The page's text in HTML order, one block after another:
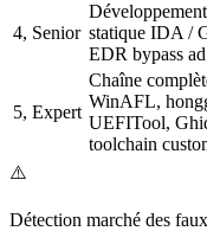
4, Senior statique IDA /
EDR bypass
5, Expert
Chaîne
WinAFL,
UEFITool,
toolchain
⚠️
Détection marché des